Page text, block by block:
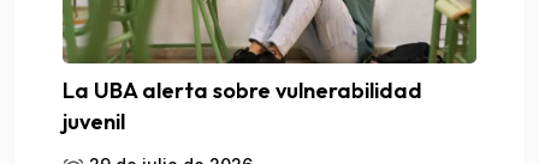
La UBA alerta sobre vulnerabilidad
juvenil